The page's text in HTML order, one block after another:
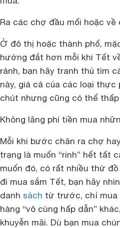
Ra các chợ đầu mối hoặc về
Ở đô thị hoặc thành phố,
hướng đắt hơn mỗi khi Tết
rảnh, bạn hãy tranh thủ tìm
này, giá cả của các loại
chút nhưng cũng có thể
Không lãng phí tiền mua
Mỗi khi bước chân ra chợ
trạng là muốn “rinh” hết tất
muốn đó, có rất nhiều thứ
đi mua sắm Tết, bạn hãy
danh sách từ trước, chỉ mua
hàng “vô cùng hấp dẫn”
khuyễn mãi. Dù bạn mua